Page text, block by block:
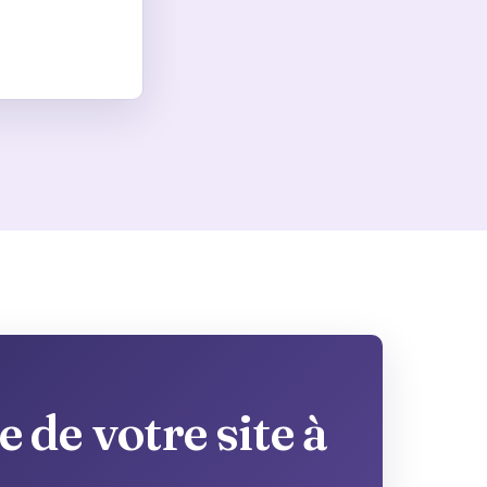
de votre site à